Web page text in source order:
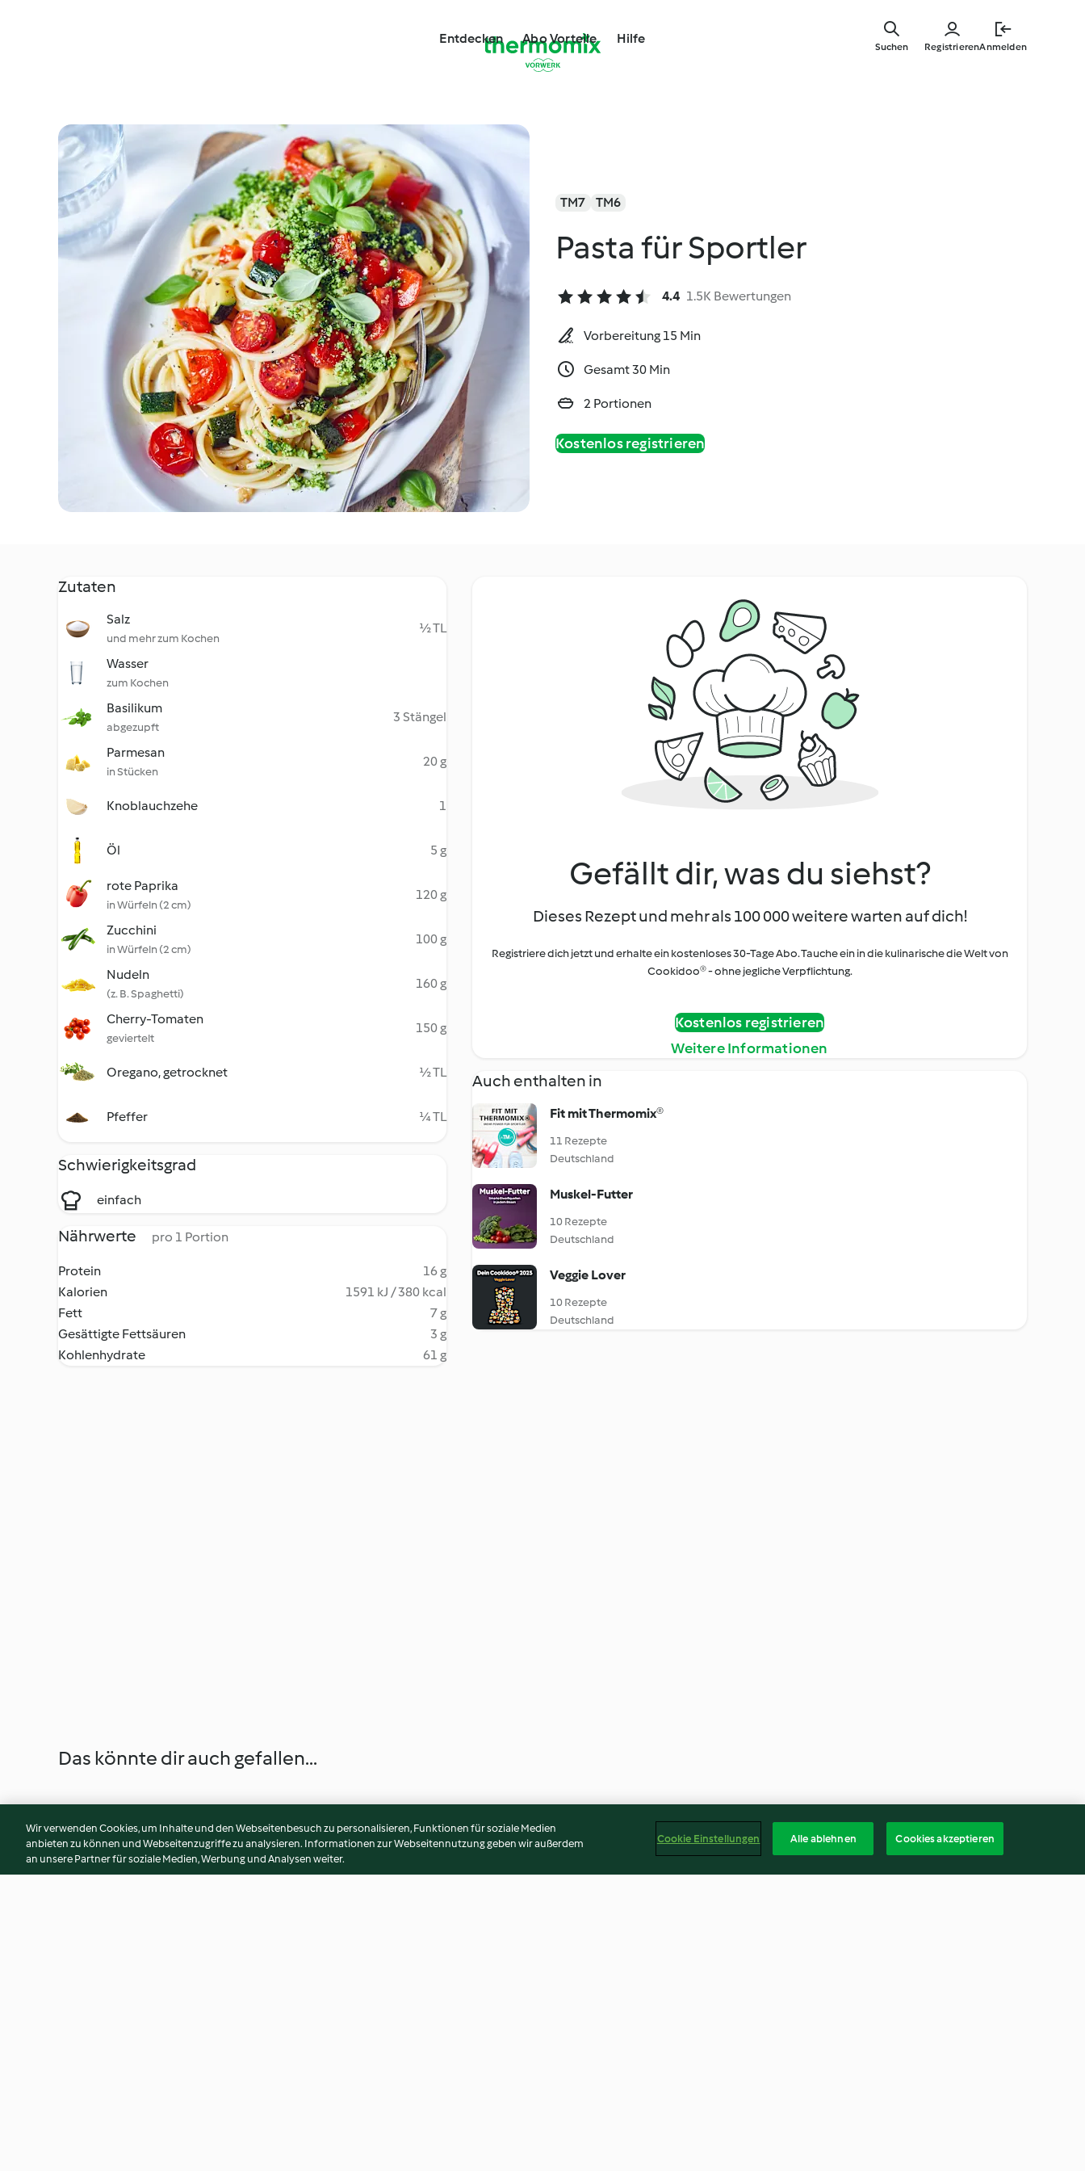
springen
Entdecken Abo Vorteile Hilfe
RegistrierenAnmelden
Suchen
TM7 TM6
Pasta für Sportler
4.4 1.5K Bewertungen
Vorbereitung 15 Min
Gesamt 30 Min
2 Portionen
Kostenlos registrieren
Zutaten
Salz
und mehr zum Kochen
½ TL
Wasser
zum Kochen
Basilikum
abgezupft
3 Stängel
Parmesan
in Stücken
20 g
Knoblauchzehe 1
Öl 5 g
rote Paprika
in Würfeln (2 cm)
120 g
Zucchini
in Würfeln (2 cm)
100 g
Nudeln
(z. B. Spaghetti)
160 g
Cherry-Tomaten
geviertelt
150 g
Oregano, getrocknet ½ TL
Pfeffer ¼ TL
Schwierigkeitsgrad
einfach
Nährwerte pro 1 Portion
Protein
16 g
Kalorien
1591 kJ / 380 kcal
Fett
7 g
Gesättigte Fettsäuren
3 g
Kohlenhydrate
61 g
Gefällt dir, was du siehst?
Dieses Rezept und mehr als 100 000 weitere warten auf dich!
Registriere dich jetzt und erhalte ein kostenloses 30-Tage Abo. Tauche ein in die kulinarische die Welt von
Cookidoo® - ohne jegliche Verpflichtung.
Kostenlos registrieren
Weitere Informationen
Auch enthalten in
Fit mit Thermomix®
11 Rezepte
Deutschland
Muskel-Futter
10 Rezepte
Deutschland
Veggie Lover
10 Rezepte
Deutschland
Das könnte dir auch gefallen...
Wir verwenden Cookies, um Inhalte und den Webseitenbesuch zu personalisieren, Funktionen für soziale Medien
anbieten zu können und Webseitenzugriffe zu analysieren. Informationen zur Webseitennutzung geben wir außerdem
an unsere Partner für soziale Medien, Werbung und Analysen weiter.
Cookie Einstellungen Alle ablehnen Cookies akzeptieren